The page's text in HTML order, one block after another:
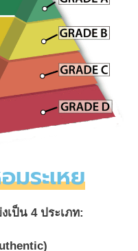
มระเหย
เป็น 4 ประเภท: